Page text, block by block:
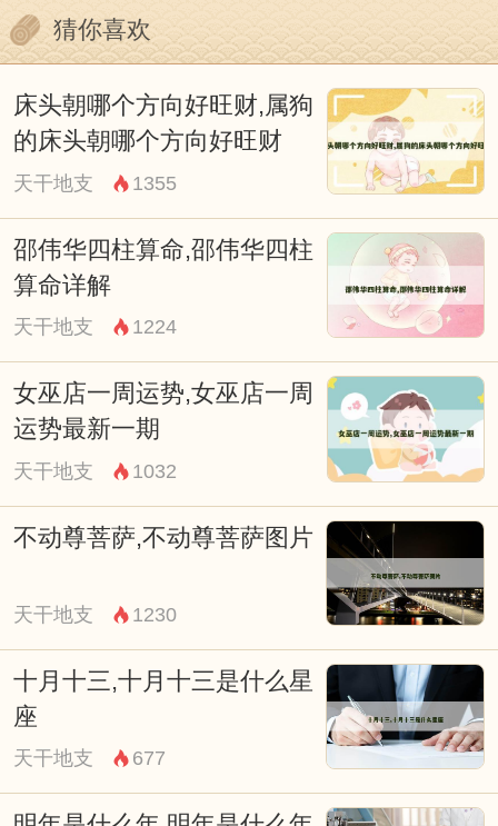
接世俗与涅槃的重要桥梁，藏传佛教中，信
徒常修持其咒语“喃莫三曼多没驮南阿钵啰
底贺多舍娑曩达唎吽”，认为可增长决断
力、消除业障。
艺术表现上，汉地寺庙多将其塑造成青
面獠牙、双目圆睁的形象，但细节处理充满
匠心：额间白毫代表智慧光明，足踏莲花座
寓意清净无染，日本东密传统里，不动明王
像往往配有特定的手印组合，每根手指的姿
势皆对应不同的破魔功能，值得注意的是，
尽管外观刚猛，其内在本质仍是悲悯众生的
威怒身，行柔和事。”
作为护法神祇，不动尊菩萨在东亚佛教
圈具有广泛影响力，中国禅宗祖庭曾将其纳
入禅堂供养体系，视为参话头时的助道因
缘；日本真言宗则将其列为重要本尊之一，
许多寺院设有专门的不动堂进行礼拜，现代
佛教实践中，修习者通过观想其形象培养定
猜你喜欢
床头朝哪个方向好旺财,属狗
的床头朝哪个方向好旺财
天干地支 1355
邵伟华四柱算命,邵伟华四柱
算命详解
天干地支 1224
女巫店一周运势,女巫店一周
运势最新一期
天干地支 1032
不动尊菩萨,不动尊菩萨图片
天干地支 1230
十月十三,十月十三是什么星
座
天干地支 677